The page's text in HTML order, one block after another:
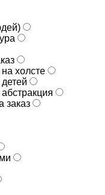
холсте
заказ